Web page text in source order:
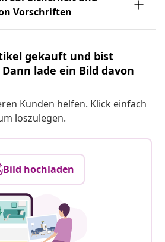
Vorschriften
gekauft und bist
lade ein Bild davon
Kunden helfen. Klick einfach
loszulegen.
Bild hochladen